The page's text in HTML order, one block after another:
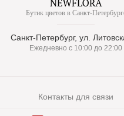
Бутик цветов в Санкт-
Санкт-Петербург, ул.
Ежедневно с 10:00 до 22:00
Контакты для связи